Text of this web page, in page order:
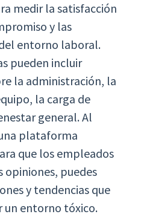
medir la satisfacción
y las
entorno laboral.
pueden incluir
la administración, la
la carga de
general. Al
plataforma
que los empleados
opiniones, puedes
y tendencias que
un entorno tóxico.